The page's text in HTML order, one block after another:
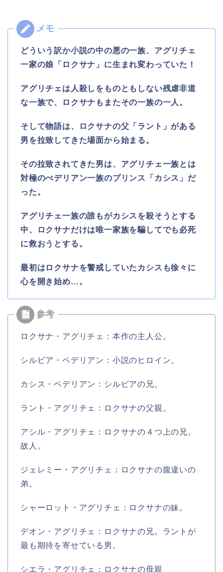
どういう訳か小説の中の悪の一族、アグリチェ
一家の娘「ロクサナ」に生まれ変わっていた！
アグリチェは人殺しをものともしない残虐非道
な一族で、ロクサナもまたその一族の一人。
そして物語は、ロクサナの父「ラント」がある
男を拉致してきた場面から始まる。
その拉致されてきた男は、アグリチェ一族とは
対極のぺデリアン一族のプリンス「カシス」だ
った。
アグリチェ一族の誰もがカシスを殺そうとする
中、ロクサナだけは唯一家族を騙してでも必死
に救おうとする。
最初はロクサナを警戒していたカシスも徐々に
心を開き始め…。
ロクサナ・アグリチェ：本作の主人公。
シルビア・ペデリアン：小説のヒロイン。
カシス・ペデリアン：シルビアの兄。
ラント・アグリチェ：ロクサナの父親。
アシル・アグリチェ：ロクサナの４つ上の兄。
故人。
ジェレミー・アグリチェ：ロクサナの腹違いの
弟。
シャーロット・アグリチェ：ロクサナの妹。
デオン・アグリチェ：ロクサナの兄。ラントが
最も期待を寄せている男。
シエラ・アグリチェ：ロクサナの母親